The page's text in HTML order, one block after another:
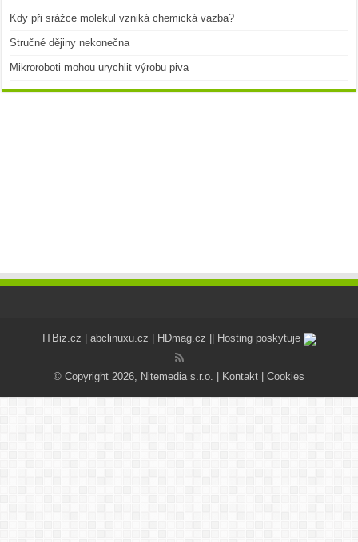
Kdy při srážce molekul vzniká chemická vazba?
Stručné dějiny nekonečna
Mikroroboti mohou urychlit výrobu piva
ITBiz.cz abclinuxu.cz HDmag.cz || Hosting poskytuje
© Copyright 2026, Nitemedia s.r.o. | Kontakt Cookies